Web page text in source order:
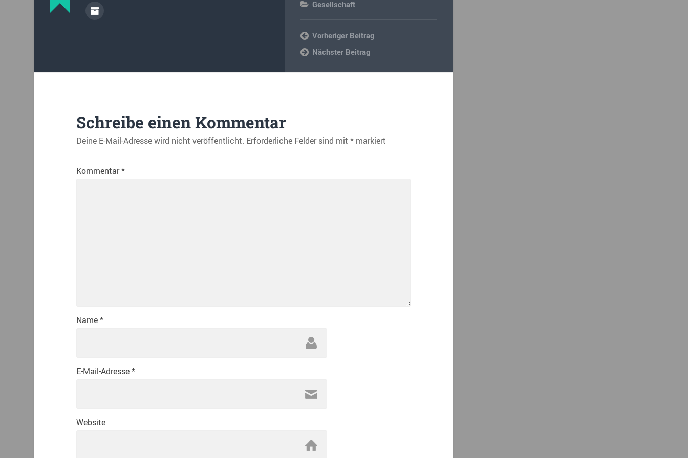
Gesellschaft
Vorheriger Beitrag
Nächster Beitrag
Schreibe einen Kommentar
Deine E-Mail-Adresse wird nicht veröffentlicht. Erforderliche Felder sind mit *markiert
Kommentar*
Name*
E-Mail-Adresse*
Website